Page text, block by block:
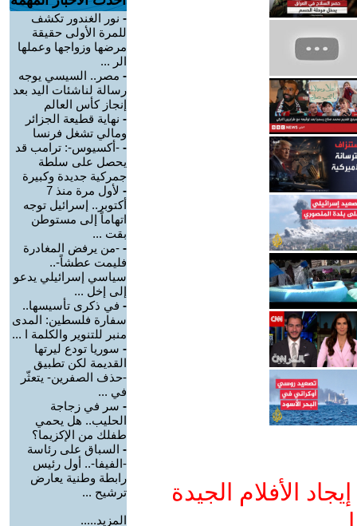
الأفلام الجيدة
- نور الغندور تكشف
للمرة الأولى حقيقة
مرضها وزواجها وعملها
الر ...
- مصر.. السيسي يوجه
رسالة لناشئات اليد بعد
إنجاز كأس العالم
- نهاية قطيعة الجزائر
ومالي تشغل فرنسا
- -أكسيوس-: ترامب قد
يحصل على سلطة
جمركية جديدة وكبيرة
-
لأول مرة منذ 7
أكتوبر.. إسرائيل توجه
اتهاماً إلى مستوطن
بقت ...
- -من يرفض المغادرة
فليمت عطشاً-..
سياسي إسرائيلي يدعو
إلى إخل ...
- في ذكرى تأسيسها..
سفارة فلسطين: المدى
منبر للتنوير والكلمة ا ...
- سوريا تودع ليرتها
القديمة لكن تطبيق
-حذف الصفرين- يتعثّر
في ...
- سر في زجاجة
الحليب.. هل يحمي
طفلك من الإكزيما؟
- السباق على رئاسة
-الفيفا-.. أول رئيس
رابطة وطنية يعارض
ترشيح ...
المزيد.....